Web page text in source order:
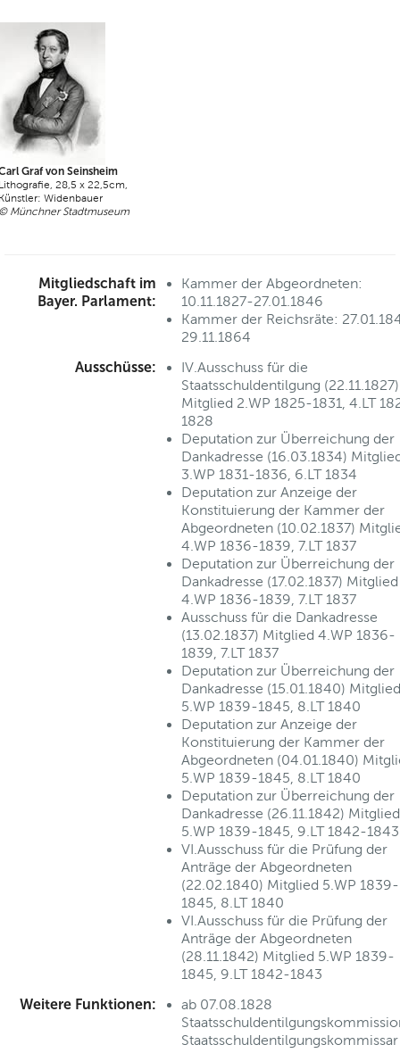
Graf von Seinsheim
28,5 x 22,5cm,
Widenbauer
Münchner Stadtmuseum
Mitgliedschaft im
Bayer. Parlament:
Kammer der Abgeordneten:
10.11.1827-27.01.1846
Kammer der Reichsräte:
29.11.1864
Ausschüsse:
IV.Ausschuss für die
Staatsschuldentilgung (22.11.1827)
Mitglied 2.WP 1825-1831, 4.LT
1828
Deputation zur Überreichung der
Dankadresse (16.03.1834)
3.WP 1831-1836, 6.LT 1834
Deputation zur Anzeige der
Konstituierung der Kammer der
Abgeordneten (10.02.1837)
4.WP 1836-1839, 7.LT 1837
Deputation zur Überreichung der
Dankadresse (17.02.1837) Mitglied
4.WP 1836-1839, 7.LT 1837
Ausschuss für die Dankadresse
(13.02.1837) Mitglied 4.WP 1836-
1839, 7.LT 1837
Deputation zur Überreichung der
Dankadresse (15.01.1840) Mitglied
5.WP 1839-1845, 8.LT 1840
Deputation zur Anzeige der
Konstituierung der Kammer der
Abgeordneten (04.01.1840)
5.WP 1839-1845, 8.LT 1840
Deputation zur Überreichung der
Dankadresse (26.11.1842) Mitglied
5.WP 1839-1845, 9.LT 1842-1843
VI.Ausschuss für die Prüfung der
Anträge der Abgeordneten
(22.02.1840) Mitglied 5.WP 1839-
1845, 8.LT 1840
VI.Ausschuss für die Prüfung der
Anträge der Abgeordneten
(28.11.1842) Mitglied 5.WP 1839-
1845, 9.LT 1842-1843
Weitere Funktionen:
ab 07.08.1828
Staatsschuldentilgungskommissar